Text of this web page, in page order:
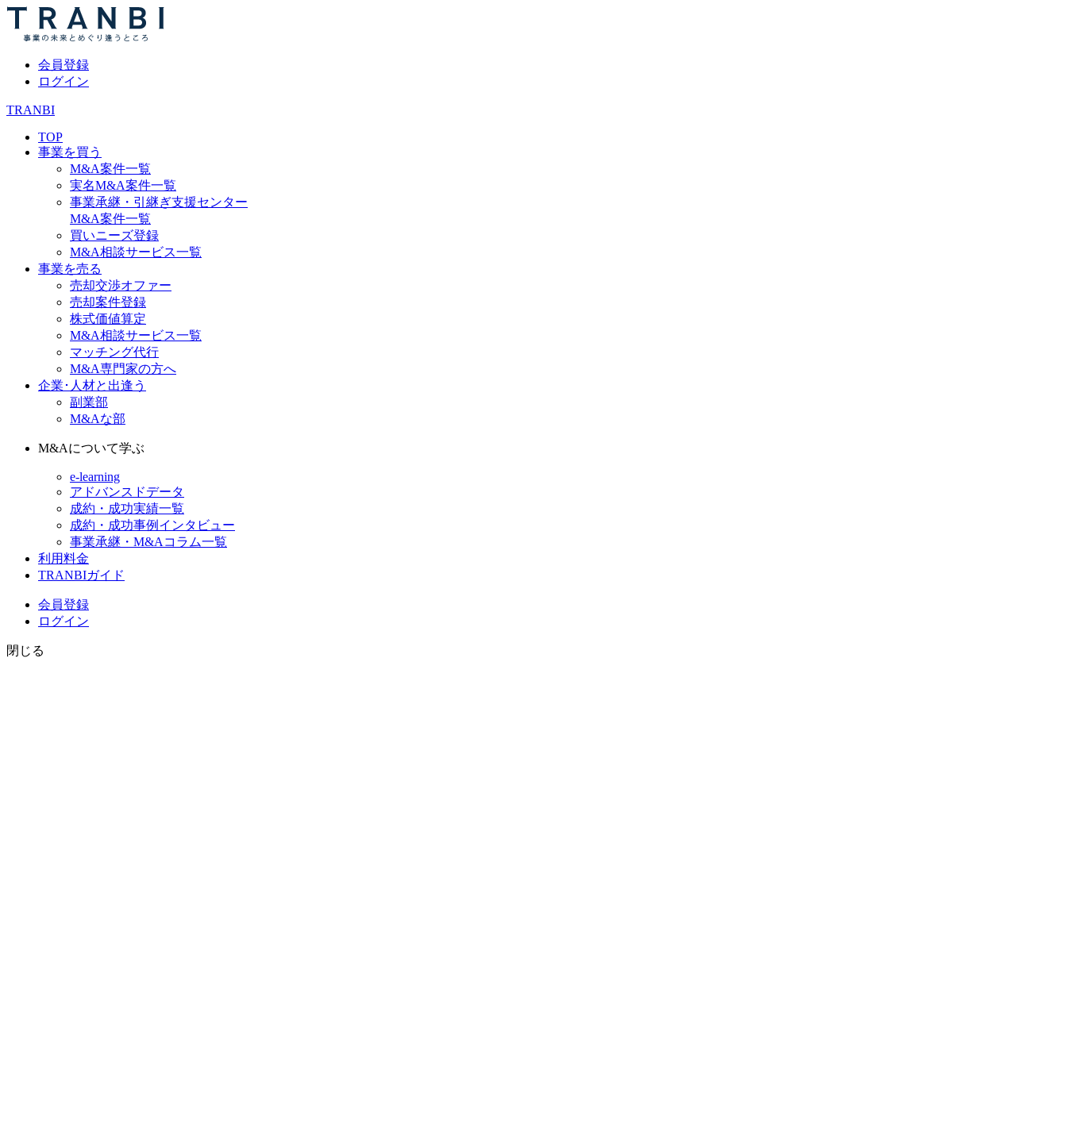
会員登録
ログイン
TRANBI
TOP
事業を買う
M&A案件一覧
実名M&A案件一覧
事業承継・引継ぎ支援センター
M&A案件一覧
買いニーズ登録
M&A相談サービス一覧
事業を売る
売却交渉オファー
売却案件登録
株式価値算定
M&A相談サービス一覧
マッチング代行
M&A専門家の方へ
企業･人材と出逢う
副業部
M&Aな部
M&Aについて学ぶ
e-learning
アドバンスドデータ
成約・成功実績一覧
成約・成功事例インタビュー
事業承継・M&Aコラム一覧
利用料金
TRANBIガイド
会員登録
ログイン
閉じる